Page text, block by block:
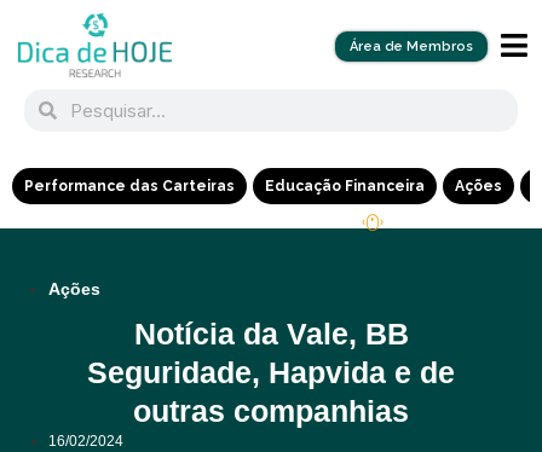
Área de Membros
Performance das Carteiras Educação Financeira Ações
Ações
Notícia da Vale, BB
Seguridade, Hapvida e de
outras companhias
16/02/2024